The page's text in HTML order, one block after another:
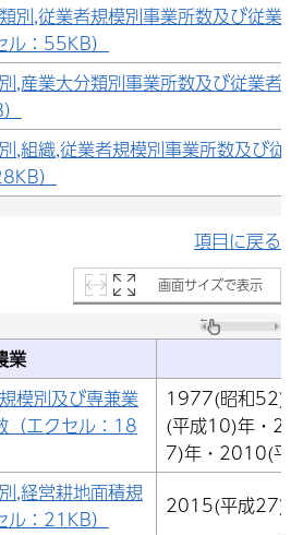
別,従業者規模別事業所数及び従業者
：55KB）
,産業大分類別事業所数及び従業者数
,組織,従業者規模別事業所数及び従業
）
項目に戻る
画面サイズで表示
業
模別及び専兼業
（エクセル：18
1977(昭和52)
(平成10)年・
7)年・2010(平
,経営耕地面積規
：21KB）
2015(平成27)年